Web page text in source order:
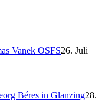
Vanek OSFS26. Juli
Béres in Glanzing28.